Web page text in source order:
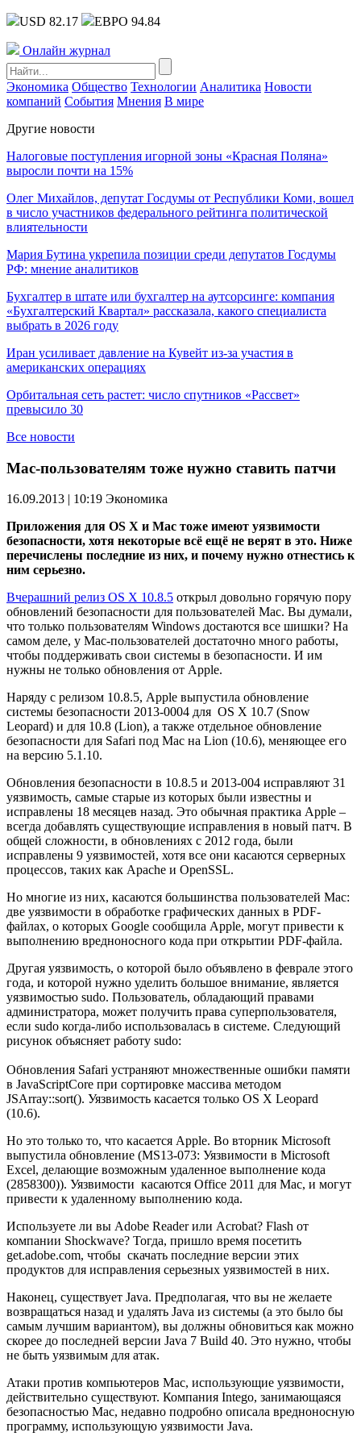
USD 82.17 ЕВРО 94.84
Онлайн журнал
Экономика Общество Технологии Аналитика Новости
компаний События Мнения В мире
Другие новости
Налоговые поступления игорной зоны «Красная Поляна»
выросли почти на 15%
Олег Михайлов, депутат Госдумы от Республики Коми, вошел
в число участников федерального рейтинга политической
влиятельности
Мария Бутина укрепила позиции среди депутатов Госдумы
РФ: мнение аналитиков
Бухгалтер в штате или бухгалтер на аутсорсинге: компания
«Бухгалтерский Квартал» рассказала, какого специалиста
выбрать в 2026 году
Иран усиливает давление на Кувейт из-за участия в
американских операциях
Орбитальная сеть растет: число спутников «Рассвет»
превысило 30
Все новости
Mac-пользователям тоже нужно ставить патчи
16.09.2013 | 10:19 Экономика
Приложения для OS X и Mac тоже имеют уязвимости
безопасности, хотя некоторые всё ещё не верят в это. Ниже
перечислены последние из них, и почему нужно отнестись к
ним серьезно.
Вчерашний релиз OS X 10.8.5 открыл довольно горячую пору
обновлений безопасности для пользователей Mac. Вы думали,
что только пользователям Windows достаются все шишки? На
самом деле, у Mac-пользователей достаточно много работы,
чтобы поддерживать свои системы в безопасности. И им
нужны не только обновления от Apple.
Наряду с релизом 10.8.5, Apple выпустила обновление
системы безопасности 2013-0004 для OS X 10.7 (Snow
Leopard) и для 10.8 (Lion), а также отдельное обновление
безопасности для Safari под Mac на Lion (10.6), меняющее его
на версию 5.1.10.
Обновления безопасности в 10.8.5 и 2013-004 исправляют 31
уязвимость, самые старые из которых были известны и
исправлены 18 месяцев назад. Это обычная практика Apple –
всегда добавлять существующие исправления в новый патч. В
общей сложности, в обновлениях с 2012 года, были
исправлены 9 уязвимостей, хотя все они касаются серверных
процессов, таких как Apache и OpenSSL.
Но многие из них, касаются большинства пользователей Mac:
две уязвимости в обработке графических данных в PDF-
файлах, о которых Google сообщила Apple, могут привести к
выполнению вредноносного кода при открытии PDF-файла.
Другая уязвимость, о которой было объявлено в феврале этого
года, и которой нужно уделить большое внимание, является
уязвимостью sudo. Пользователь, обладающий правами
администратора, может получить права суперпользователя,
если sudo когда-либо использовалась в системе. Следующий
рисунок объясняет работу sudo:
Обновления Safari устраняют множественные ошибки памяти
в JavaScriptCore при сортировке массива методом
JSArray::sort(). Уязвимость касается только OS X Leopard
(10.6).
Но это только то, что касается Apple. Во вторник Microsoft
выпустила обновление (MS13-073: Уязвимости в Microsoft
Excel, делающие возможным удаленное выполнение кода
(2858300)). Уязвимости касаются Office 2011 для Mac, и могут
привести к удаленному выполнению кода.
Используете ли вы Adobe Reader или Acrobat? Flash от
компании Shockwave? Тогда, пришло время посетить
get.adobe.com, чтобы скачать последние версии этих
продуктов для исправления серьезных уязвимостей в них.
Наконец, существует Java. Предполагая, что вы не желаете
возвращаться назад и удалять Java из системы (а это было бы
самым лучшим вариантом), вы должны обновиться как можно
скорее до последней версии Java 7 Build 40. Это нужно, чтобы
не быть уязвимым для атак.
Атаки против компьютеров Mac, использующие уязвимости,
действительно существуют. Компания Intego, занимающаяся
безопасностью Mac, недавно подробно описала вредноносную
программу, использующую уязвимости Java.